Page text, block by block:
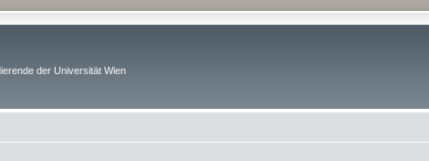
der Universität Wien